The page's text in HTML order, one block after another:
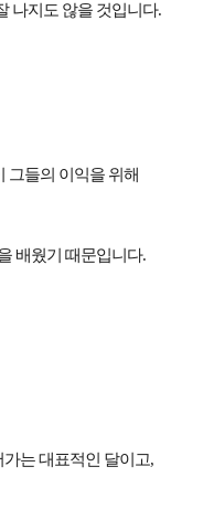
나지도 않을 것입니다.
그들의 이익을 위해
배웠기 때문입니다.
는 대표적인 달이고,